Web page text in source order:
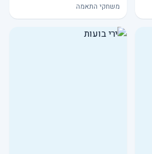
משחקי התאמה